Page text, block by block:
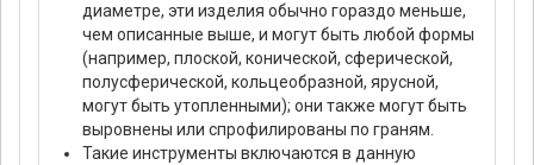
диаметре, эти изделия обычно гораздо меньше,
чем описанные выше, и могут быть любой формы
(например, плоской, конической, сферической,
полусферической, кольцеобразной, ярусной,
могут быть утопленными); они также могут быть
выровнены или спрофилированы по граням.
Такие инструменты включаются в данную